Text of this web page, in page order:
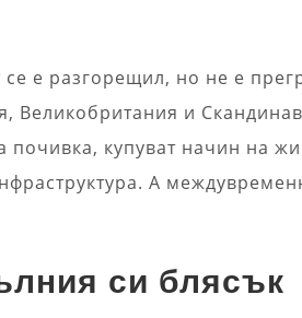
е разгорещил, но не е
Великобритания и
почивка, купуват начин на
А
си блясък